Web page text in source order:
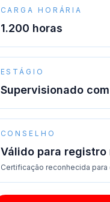
CARGA HORÁRIA
1.200 horas
ESTÁGIO
Supervisionado
CONSELHO
Válido para registro
Certificação reconhecida